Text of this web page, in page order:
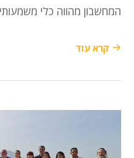
המחשבון מהווה כלי משמעותי
קרא עוד